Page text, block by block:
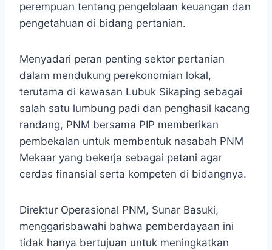
perempuan tentang pengelolaan keuangan dan
pengetahuan di bidang pertanian.
Menyadari peran penting sektor pertanian
dalam mendukung perekonomian lokal,
terutama di kawasan Lubuk Sikaping sebagai
salah satu lumbung padi dan penghasil kacang
randang, PNM bersama PIP memberikan
pembekalan untuk membentuk nasabah PNM
Mekaar yang bekerja sebagai petani agar
cerdas finansial serta kompeten di bidangnya.
Direktur Operasional PNM, Sunar Basuki,
menggarisbawahi bahwa pemberdayaan ini
tidak hanya bertujuan untuk meningkatkan